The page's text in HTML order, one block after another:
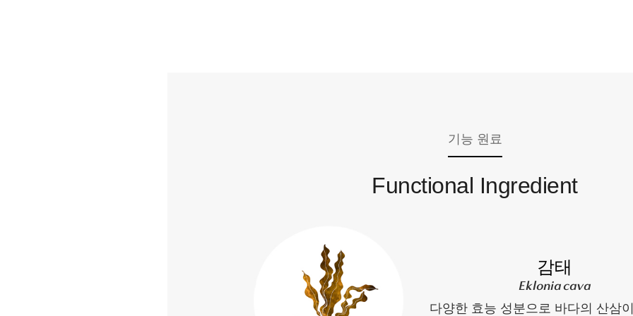
기능 원료
Functional Ingredient
감태
Eklonia cava
다양한 효능 성분으로 바다의 산삼